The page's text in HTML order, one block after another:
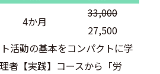
4か月
33,000
27,500
活動の基本をコンパクトに学
者【実践】コースから「労